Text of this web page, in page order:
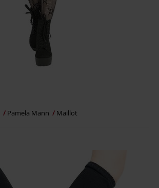
Pamela Mann Maillot